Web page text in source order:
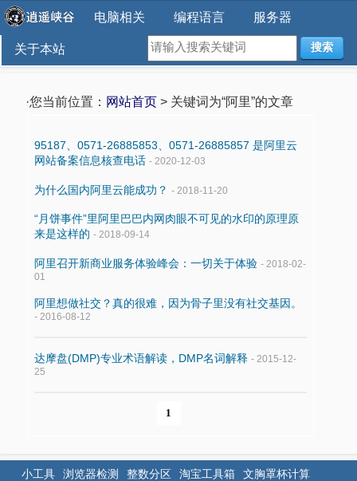
电脑相关 编程语言 服务器
关于本站 搜索
·您当前位置： 网站首页 > 关键词为“阿里”的文章
95187、0571-26885853、0571-26885857 是阿里云
网站备案信息核查电话 - 2020-12-03
为什么国内阿里云能成功？ - 2018-11-20
“月饼事件”里阿里巴巴内网肉眼不可见的水印的原理原
来是这样的 - 2018-09-14
阿里召开新商业服务体验峰会：一切关于体验 - 2018-02-
01
阿里想做社交？真的很难，因为骨子里没有社交基因。
- 2016-08-12
达摩盘(DMP)专业术语解读，DMP名词解释 - 2015-12-
25
1
小工具 浏览器检测 整数分区 淘宝工具箱
文胸罩杯计算